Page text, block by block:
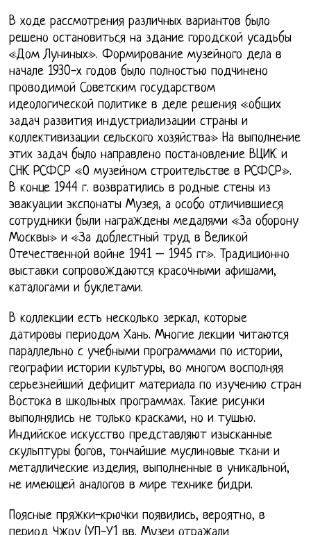
В ходе рассмотрения различных вариантов было
решено остановиться на здание городской усадьбы
«Дом Луниных». Формирование музейного дела в
начале 1930-х годов было полностью подчинено
проводимой Советским государством
идеологической политике в деле решения «общих
задач развития индустриализации страны и
коллективизации сельского хозяйства» На выполнение
этих задач было направлено постановление ВЦИК и
СНК РСФСР «О музейном строительстве в РСФСР».
В конце 1944 г. возвратились в родные стены из
эвакуации экспонаты Музея, а особо отличившиеся
сотрудники были награждены медалями «За оборону
Москвы» и «За доблестный труд в Великой
Отечественной войне 1941 – 1945 гг». Традиционно
выставки сопровождаются красочными афишами,
каталогами и буклетами.
В коллекции есть несколько зеркал, которые
датировы периодом Хань. Многие лекции читаются
параллельно с учебными программами по истории,
географии истории культуры, во многом восполняя
серьезнейший дефицит материала по изучению стран
Востока в школьных программах. Такие рисунки
выполнялись не только красками, но и тушью.
Индийское искусство представляют изысканные
скульптуры богов, тончайшие муслиновые ткани и
металлические изделия, выполненные в уникальной,
не имеющей аналогов в мире технике бидри.
Поясные пряжки-крючки появились, вероятно, в